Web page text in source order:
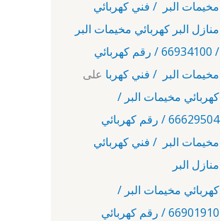
مخيمات البر / فني كهربائي
منازل البر كهربائي مخيمات البر
/ 66934100 / رقم كهربائي
مخيمات البر / فني كهربا على
كهربائي مخيمات البر /
66629504 / رقم كهربائي
مخيمات البر / فني كهربائي
منازل البر
كهربائي مخيمات البر /
66901910 / رقم كهربائي